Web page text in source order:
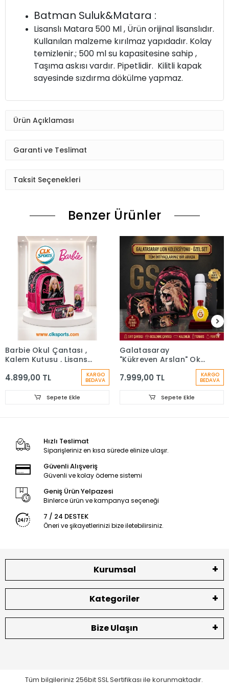
Batman Suluk&Matara :
Lisanslı Matara 500 Ml , Ürün orijinal lisanslıdır.
Kullanılan malzeme kırılmaz yapıdadır. Kolay
temizlenir.; 500 ml su kapasitesine sahip ,
Taşıma askısı vardır. Pipetlidir. Kilitli kapak
sayesinde sızdırma dökülme yapmaz.
Ürün Açıklaması
Garanti ve Teslimat
Taksit Seçenekleri
Benzer Ürünler
Barbie Okul Çantası ,
Kalem Kutusu , Lisanslı
4.899,00 TL KARGO
BEDAVA
Sepete Ekle
Galatasaray
"Kükreyen Arslan" Okul
Kalem Çantası, Özel
Matara Set
7.999,00 TL KARGO
BEDAVA
Sepete Ekle
Hızlı Teslimat
Siparişleriniz en kısa sürede elinize ulaşır.
Güvenli Alışveriş
Güvenli ve kolay ödeme sistemi
Geniş Ürün Yelpazesi
Binlerce ürün ve kampanya seçeneği
7 / 24 DESTEK
Öneri ve şikayetlerinizi bize iletebilirsiniz.
Kurumsal
Kategoriler
Bize Ulaşın
Tüm bilgileriniz 256bit SSL Sertifikası ile korunmaktadır.